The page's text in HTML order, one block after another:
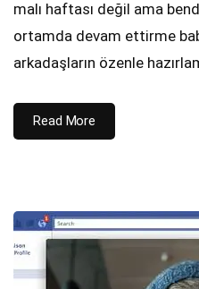
malı haftası değil ama
ortamda devam ettirme
arkadaşların özenle
Read More